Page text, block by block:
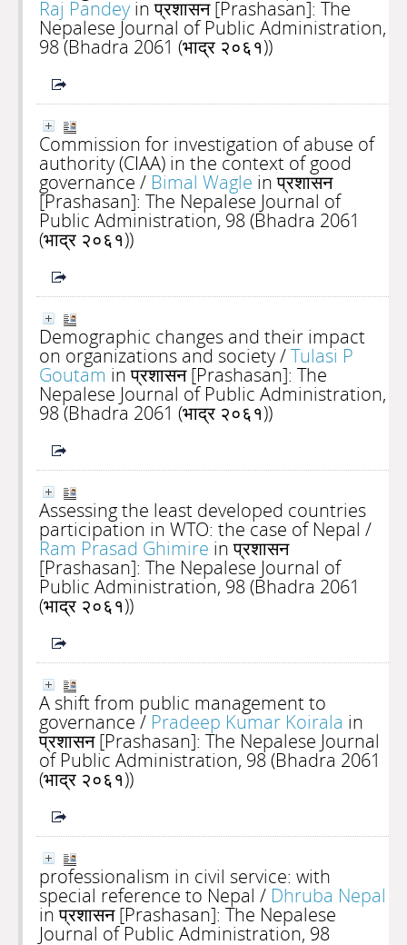
Raj Pandey in प्रशासन [Prashasan]: The
Nepalese Journal of Public Administration,
98 (Bhadra 2061 (भाद्र २०६१))
Commission for investigation of abuse of
authority (CIAA) in the context of good
governance / Bimal Wagle in प्रशासन
[Prashasan]: The Nepalese Journal of
Public Administration, 98 (Bhadra 2061
(भाद्र २०६१))
Demographic changes and their impact
on organizations and society/Tulasi P
Goutam in प्रशासन [Prashasan]: The
Nepalese Journal of Public Administration,
98 (Bhadra 2061 (भाद्र २०६१))
Assessing the least developed countries
participation in WTO: the case of Nepal /
Ram Prasad Ghimire in प्रशासन
[Prashasan]: The Nepalese Journal of
Public Administration, 98 (Bhadra 2061
(भाद्र २०६१))
A shift from public management to
governance / Pradeep Kumar Koirala in
प्रशासन [Prashasan]: The Nepalese Journal
of Public Administration, 98 (Bhadra 2061
(भाद्र २०६१))
professionalism in civil service: with
special reference to Nepal / Dhruba Nepal
in प्रशासन [Prashasan]: The Nepalese
Journal of Public Administration, 98